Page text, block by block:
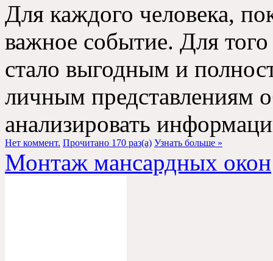
Для каждого человека,
важное событие. Для
стало выгодным и
личным представлениям
анализировать
Нет коммент. Прочитано 170 раз(a) Узнать больше »
Монтаж мансардных окон